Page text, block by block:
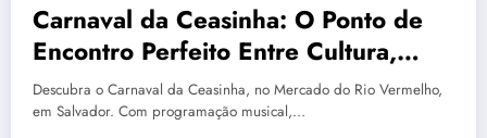
Carnaval da Ceasinha: O Ponto de
Encontro Perfeito Entre Cultura,
Gastronomia e Folia em Salvador
Descubra o Carnaval da Ceasinha, no Mercado do Rio Vermelho,
em Salvador. Com programação musical,…